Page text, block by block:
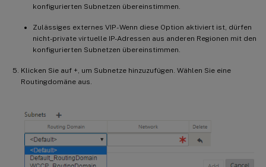
konfigurierten Subnetzen übereinstimmen.
Zulässiges externes VIP - Wenn diese Option aktiviert ist, dürfen
nicht-private virtuelle IP-Adressen aus anderen Regionen mit den
konfigurierten Subnetzen übereinstimmen.
Klicken Sie auf +, um Subnetze hinzuzufügen. Wählen Sie eine
Routingdomäne aus.